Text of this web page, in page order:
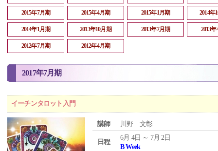
2015年7月期 2015年4月期 2015年1月期 2014年
2014年1月期 2013年10月期 2013年7月期 2013
2012年7月期 2012年4月期
2017年7月期
イーチンタロット入門
講師 川野 文彰
日程
6月 4日 ～ 7月 2日
B Week